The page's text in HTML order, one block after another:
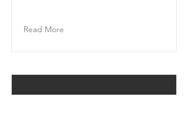
Read More